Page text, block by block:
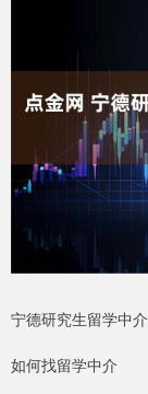
宁德研究生留学中
如何找留学中介